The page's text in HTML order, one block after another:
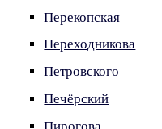
Перекопская
Переходникова
Петровского
Печёрский